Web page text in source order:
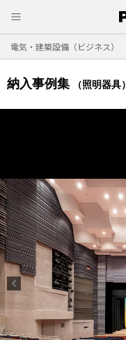
電気・建築設備（ビジネス）
納入事例集 （照明器具）